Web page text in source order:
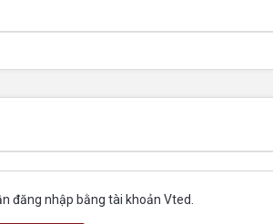
đăng nhập bằng tài khoản Vted.